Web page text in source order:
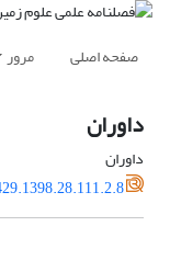
صفحه اصلی مرور
داوران
داوران